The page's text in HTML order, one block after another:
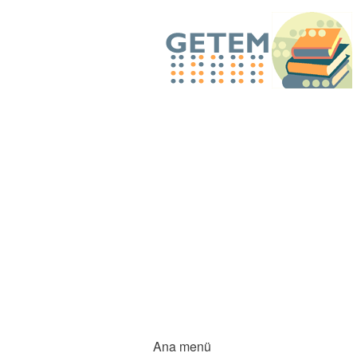
Ana menü